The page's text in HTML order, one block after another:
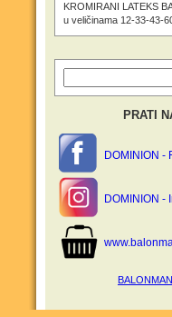
KROMIRANI LATEKS
u veličinama 12-33-43-
PRATI
DOMINION -
DOMINION -